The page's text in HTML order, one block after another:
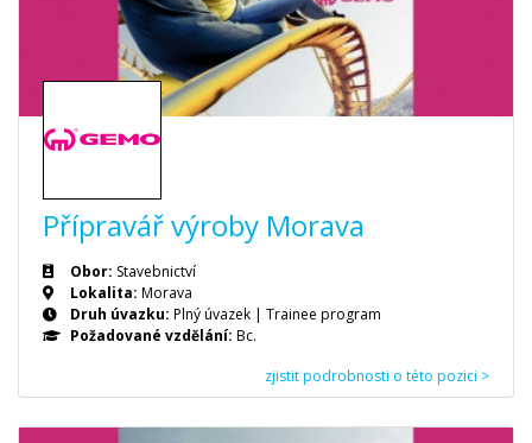
Přípravář výroby Morava
Obor: Stavebnictví
Lokalita: Morava
Druh úvazku: Plný úvazek | Trainee program
Požadované vzdělání: Bc.
zjistit podrobnosti o této pozici >